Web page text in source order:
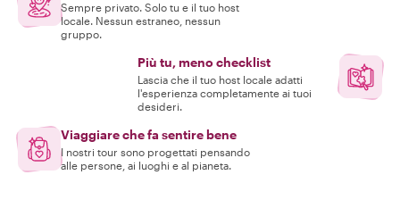
Sempre privato. Solo tu e il tuo host
locale. Nessun estraneo, nessun
gruppo.
Più tu, meno checklist
Lascia che il tuo host locale adatti
l'esperienza completamente ai tuoi
desideri.
Viaggiare che fa sentire bene
I nostri tour sono progettati pensando
alle persone, ai luoghi e al pianeta.